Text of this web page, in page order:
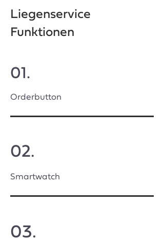
Liegenservice
Funktionen
01.
Orderbutton
02.
Smartwatch
03.